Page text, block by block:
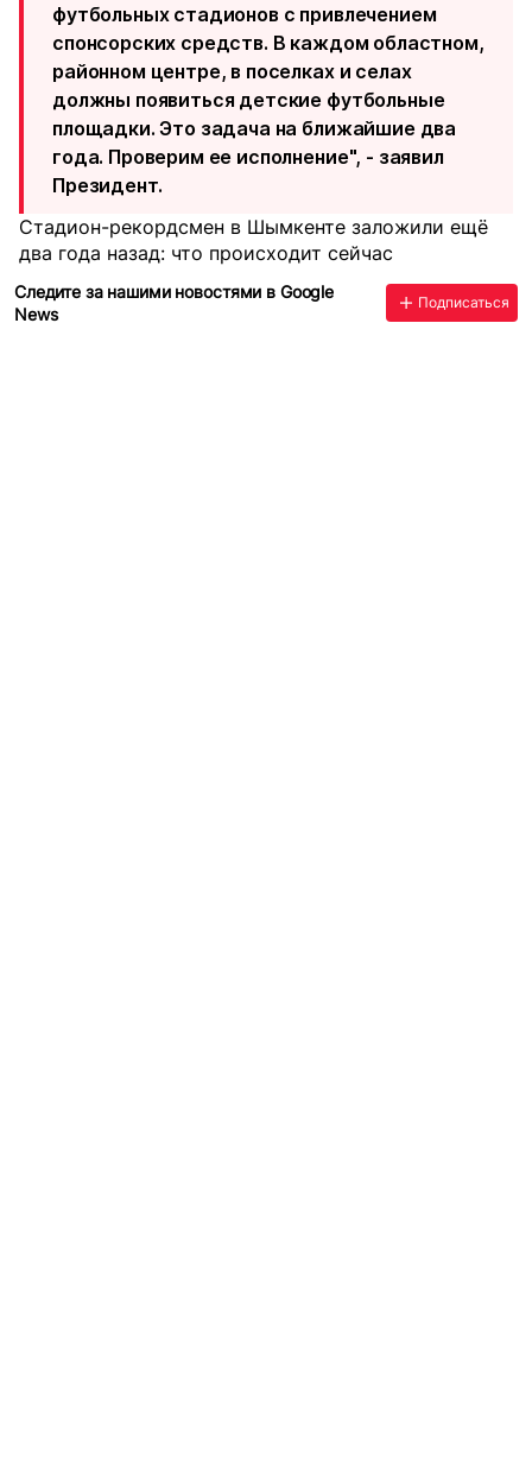
футбольных стадионов с привлечением
спонсорских средств. В каждом областном,
районном центре, в поселках и селах
должны появиться детские футбольные
площадки. Это задача на ближайшие два
года. Проверим ее исполнение", - заявил
Президент.
Стадион-рекордсмен в Шымкенте заложили ещё
два года назад: что происходит сейчас
Следите за нашими новостями в Google
News
Подписаться